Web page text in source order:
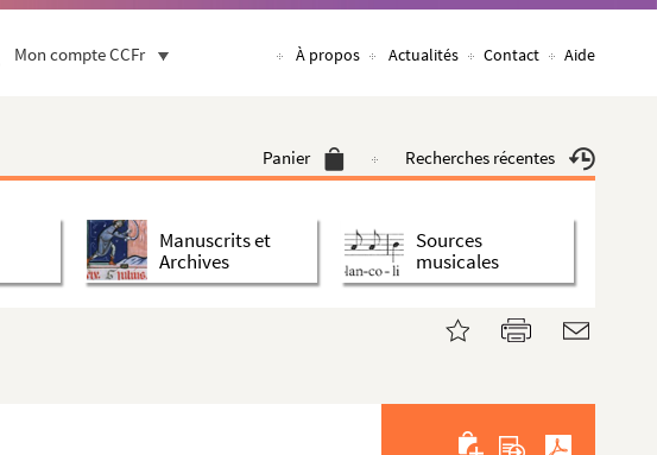
Mon compte CCFr À propos Actualités Contact Aide
Panier Recherches récentes
Manuscrits et
Archives
Sources
musicales